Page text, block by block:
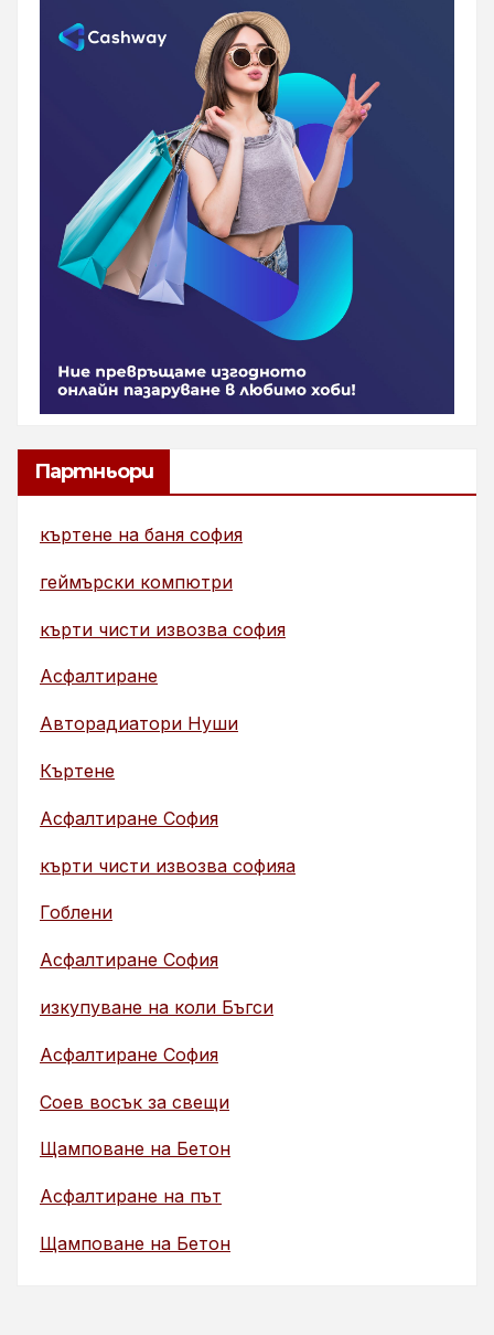
Партньори
къртене на баня софия
геймърски компютри
кърти чисти извозва софия
Асфалтиране
Авторадиатори Нуши
Къртене
Асфалтиране София
кърти чисти извозва софияа
Гоблени
Асфалтиране София
изкупуване на коли Бъгси
Асфалтиране София
Соев восък за свещи
Щамповане на Бетон
Асфалтиране на път
Щамповане на Бетон